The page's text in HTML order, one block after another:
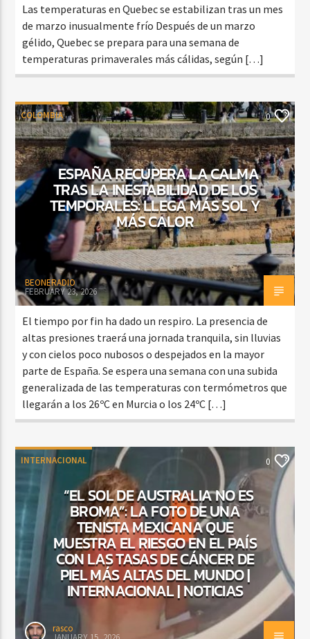
Las temperaturas en Quebec se estabilizan tras un mes
de marzo inusualmente frío Después de un marzo
gélido, Quebec se prepara para una semana de
temperaturas primaverales más cálidas, según […]
COLOMBIA 0
ESPAÑA RECUPERA LA CALMA
TRAS LA INESTABILIDAD DE LOS
TEMPORALES: LLEGA MÁS SOL Y
MÁS CALOR
BEONERADIO
FEBRUARY 23, 2026
El tiempo por fin ha dado un respiro. La presencia de
altas presiones traerá una jornada tranquila, sin lluvias
y con cielos poco nubosos o despejados en la mayor
parte de España. Se espera una semana con una subida
generalizada de las temperaturas con termómetros que
llegarán a los 26ºC en Murcia o los 24ºC […]
INTERNACIONAL 0
“EL SOL DE AUSTRALIA NO ES
BROMA”: LA FOTO DE UNA
TENISTA MEXICANA QUE
MUESTRA EL RIESGO EN EL PAÍS
CON LAS TASAS DE CÁNCER DE
PIEL MÁS ALTAS DEL MUNDO |
INTERNACIONAL | NOTICIAS
rasco